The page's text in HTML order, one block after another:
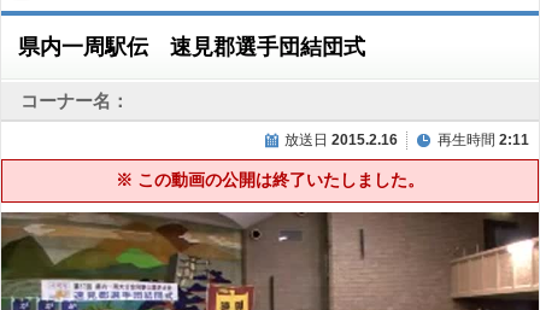
県内一周駅伝 速見郡選手団結団式
コーナー名：
放送日 2015.2.16 再生時間 2:11
※ この動画の公開は終了いたしました。